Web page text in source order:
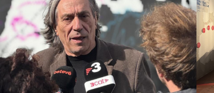
NOU Sentit Urbà
Campañas culturales
Estrategia de
comunicación y PR
Estrategia
digital y contenidos